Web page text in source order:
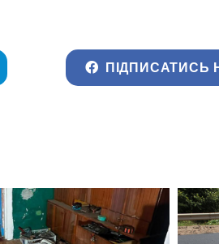
ПІДПИСАТИСЬ